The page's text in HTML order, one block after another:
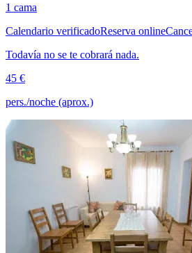
1 cama
Calendario verificadoReserva online
Todavía no se te cobrará nada.
45 €
pers./noche (aprox.)